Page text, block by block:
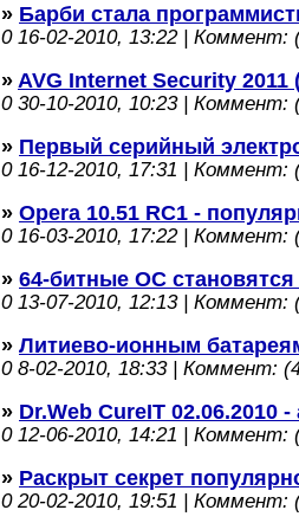
» Барби стала
016-02-2010, 13:22 | Коммент:
» AVG Internet Security 2011
030-10-2010, 10:23 | Коммент:
» Первый серийный
016-12-2010, 17:31 | Коммент:
» Opera 10.51 RC1 -
016-03-2010, 17:22 | Коммент:
» 64-битные ОС
013-07-2010, 12:13 | Коммент:
» Литиево-ионным
08-02-2010, 18:33 | Коммент:
» Dr.Web CureIT 02.06.2010
012-06-2010, 14:21 | Коммент:
» Раскрыт секрет
020-02-2010, 19:51 | Коммент: